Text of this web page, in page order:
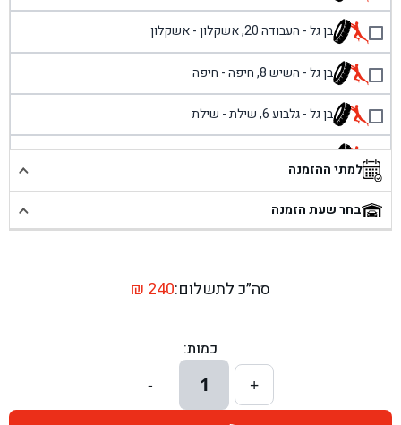
בן גל - העבודה 20, אשקלון - אשקלון
בן גל - השיש 8, חיפה - חיפה
בן גל - גלבוע 6, שילת - שילת
בן גל - פוריידיס, כניסה צפונית מול כביש 4 - פרדיס
בן גל - שכונת אזור תעשייה זעירה, עיילבון - עיילבון
בן גל - דרך השבעה 20, אזור - אזור
בן גל - הרצל 6, גדרה - גדרה
בן גל - שדרות דוד בן גוריון 8, באר שבע - באר שבע
למתי ההזמנה
בחר שעת הזמנה
סה״כ לתשלום: ₪ 240
כמות:
+
1
-